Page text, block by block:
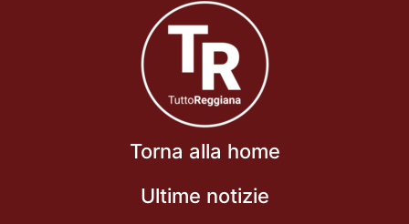
Torna alla home
Ultime notizie